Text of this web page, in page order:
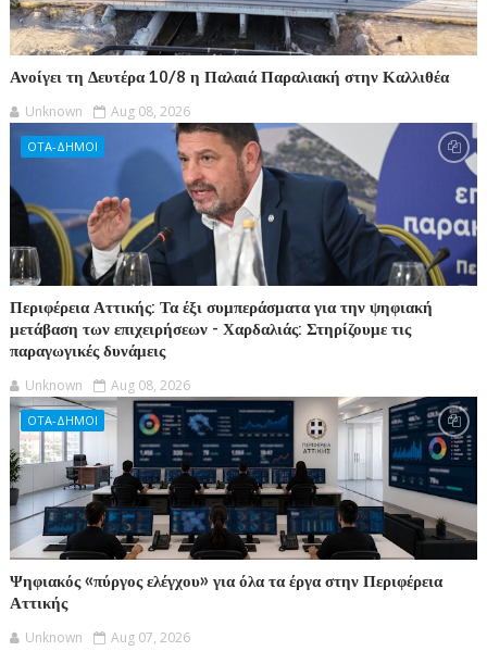
Ανοίγει τη Δευτέρα 10/8 η Παλαιά Παραλιακή στην Καλλιθέα
Unknown Aug 08, 2026
ΟΤΑ-ΔΗΜΟΙ
Περιφέρεια Αττικής: Τα έξι συμπεράσματα για την ψηφιακή
μετάβαση των επιχειρήσεων - Χαρδαλιάς: Στηρίζουμε τις
παραγωγικές δυνάμεις
Unknown Aug 08, 2026
ΟΤΑ-ΔΗΜΟΙ
Ψηφιακός «πύργος ελέγχου» για όλα τα έργα στην Περιφέρεια
Αττικής
Unknown Aug 07, 2026